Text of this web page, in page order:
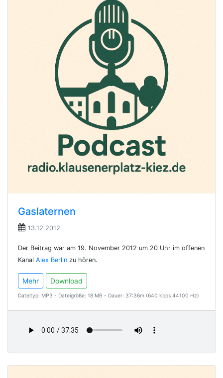
Gaslaternen
13.12.2012
Der Beitrag war am 19. November 2012 um 20 Uhr im offenen
Kanal Alex Berlin zu hören.
Mehr Download
Dateityp: MP3 - Dateigröße: 18 MB - Dauer: 37:36m (640 kbps 44100 Hz)